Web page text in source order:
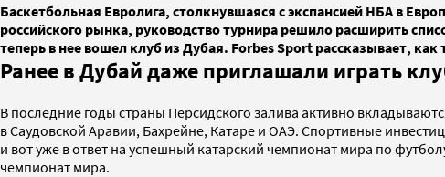
Баскетбольная Евролига, столкнувшаяся с экспансией НБА в
российского рынка, руководство турнира решило расширить
теперь в нее вошел клуб из Дубая. Forbes Sport рассказывает,
Ранее в Дубай даже приглашали играть
В последние годы страны Персидского залива активно
в Саудовской Аравии, Бахрейне, Катаре и ОАЭ. Спортивные
и вот уже в ответ на успешный катарский чемпионат мира по
чемпионат мира.